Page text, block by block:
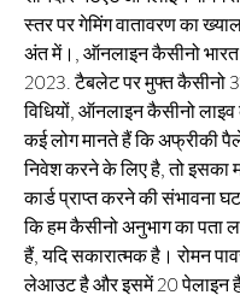
स्तर पर गेमिंग वातावरण का
अंत में।, ऑनलाइन कैसीनो भारत
2023. टैबलेट पर मुफ्त कैसीनो
विधियों, ऑनलाइन कैसीनो
कई लोग मानते हैं कि अफ्रीकी
निवेश करने के लिए है, तो इसका
कार्ड प्राप्त करने की संभावना
कि हम कैसीनो अनुभाग का पता
हैं, यदि सकारात्मक है। रोमन
लेआउट है और इसमें 20 पेलाइन